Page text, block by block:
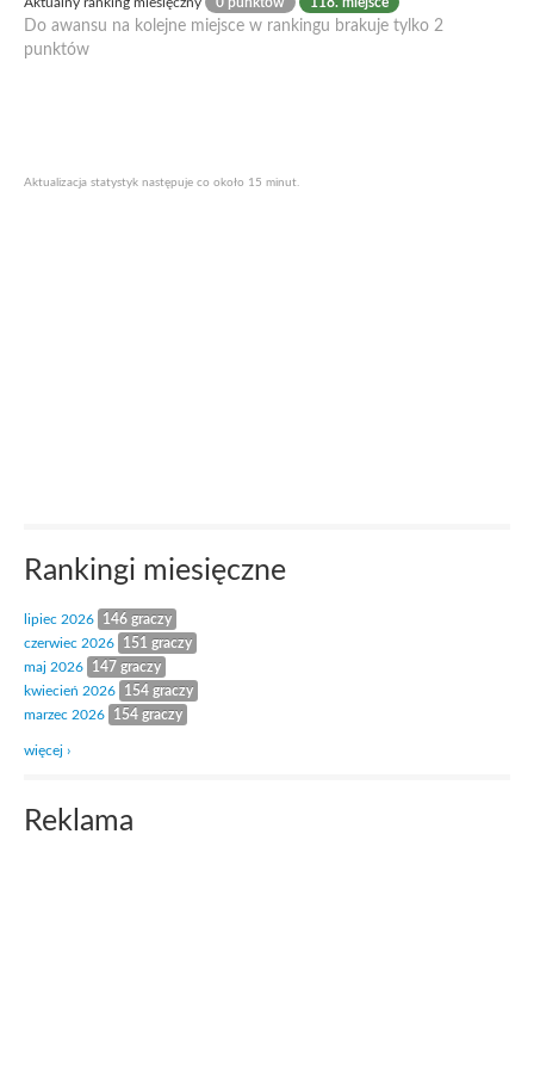
Do awansu na kolejne miejsce w rankingu brakuje tylko 2
punktów
Aktualizacja statystyk następuje co około 15 minut.
Rankingi miesięczne
lipiec 2026
146 graczy
czerwiec 2026
151 graczy
maj 2026
147 graczy
kwiecień 2026
154 graczy
marzec 2026
154 graczy
więcej ›
Reklama